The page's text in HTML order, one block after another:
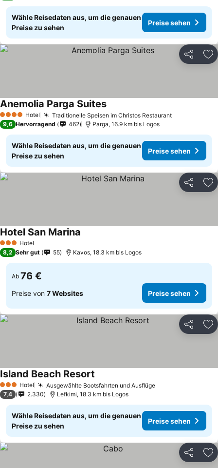
Wähle Reisedaten aus, um die genauen
Preise zu sehen
Preise sehen
Teilen
4 Sterne Hotel Traditionelle Speisen im Christos Restaurant
Anemolia Parga Suites
9,6 Hervorragend 462 Parga, 16.9 km bis Logos
Wähle Reisedaten aus, um die genauen
Preise zu sehen
Preise sehen
Teilen
3 SterneHotel
Hotel San Marina
8,2 Sehr gut 55 Kavos, 18.3 km bis Logos
Ab 76 €
Preise von 7 Websites Preise sehen
Teilen
3 SterneHotel Ausgewählte Bootsfahrten und Ausflüge
Island Beach Resort
7,4 2.330 Lefkimi, 18.3 km bis Logos
Wähle Reisedaten aus, um die genauen
Preise zu sehen
Preise sehen
Teilen